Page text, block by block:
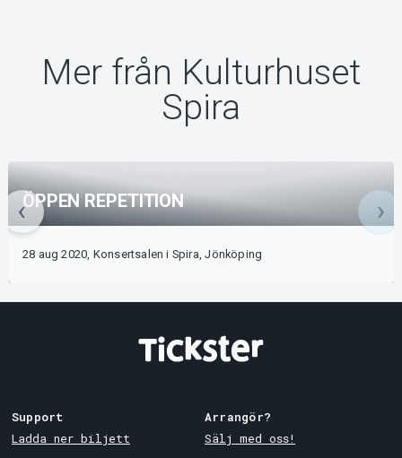
Mer från Kulturhuset
Spira
ÖPPEN REPETITION
28 aug 2020, Konsertsalen i Spira, Jönköping
Support
Ladda ner biljett
Arrangör?
Sälj med oss!